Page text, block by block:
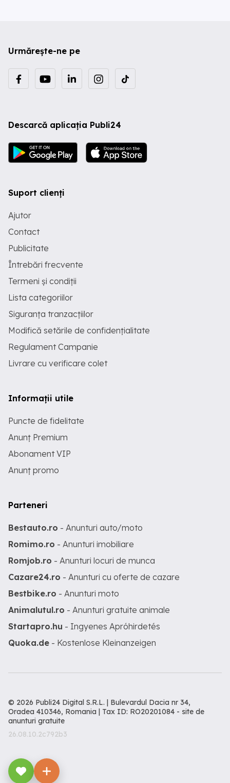
Urmărește-ne pe
Descarcă aplicația Publi24
Suport clienți
Ajutor
Contact
Publicitate
Întrebări frecvente
Termeni și condiții
Lista categoriilor
Siguranța tranzacțiilor
Modifică setările de confidențialitate
Regulament Campanie
Livrare cu verificare colet
Informații utile
Puncte de fidelitate
Anunț Premium
Abonament VIP
Anunț promo
Parteneri
Bestauto.ro - Anunturi auto/moto
Romimo.ro - Anunturi imobiliare
Romjob.ro - Anunturi locuri de munca
Cazare24.ro - Anunturi cu oferte de cazare
Bestbike.ro - Anunturi moto
Animalutul.ro - Anunturi gratuite animale
Startapro.hu - Ingyenes Apróhirdetés
Quoka.de - Kostenlose Kleinanzeigen
© 2026 Publi24 Digital S.R.L. | Bulevardul Dacia nr 34,
Oradea 410346, Romania | Tax ID: RO20201084 - site de
anunturi gratuite
26.08.10.2c792b3